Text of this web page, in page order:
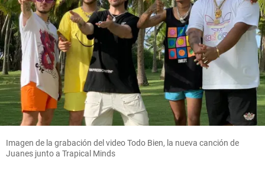
Imagen de la grabación del video Todo Bien, la nueva canción de
Juanes junto a Trapical Minds